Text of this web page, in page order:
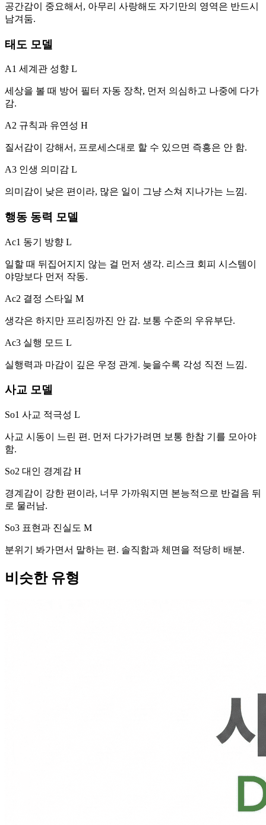
공간감이 중요해서, 아무리 사랑해도 자기만의 영역은 반드시
남겨둠.
태도 모델
A1 세계관 성향 L
세상을 볼 때 방어 필터 자동 장착, 먼저 의심하고 나중에 다가
감.
A2 규칙과 유연성 H
질서감이 강해서, 프로세스대로 할 수 있으면 즉흥은 안 함.
A3 인생 의미감 L
의미감이 낮은 편이라, 많은 일이 그냥 스쳐 지나가는 느낌.
행동 동력 모델
Ac1 동기 방향 L
일할 때 뒤집어지지 않는 걸 먼저 생각. 리스크 회피 시스템이
야망보다 먼저 작동.
Ac2 결정 스타일 M
생각은 하지만 프리징까진 안 감. 보통 수준의 우유부단.
Ac3 실행 모드 L
실행력과 마감이 깊은 우정 관계. 늦을수록 각성 직전 느낌.
사교 모델
So1 사교 적극성 L
사교 시동이 느린 편. 먼저 다가가려면 보통 한참 기를 모아야
함.
So2 대인 경계감 H
경계감이 강한 편이라, 너무 가까워지면 본능적으로 반걸음 뒤
로 물러남.
So3 표현과 진실도 M
분위기 봐가면서 말하는 편. 솔직함과 체면을 적당히 배분.
비슷한 유형